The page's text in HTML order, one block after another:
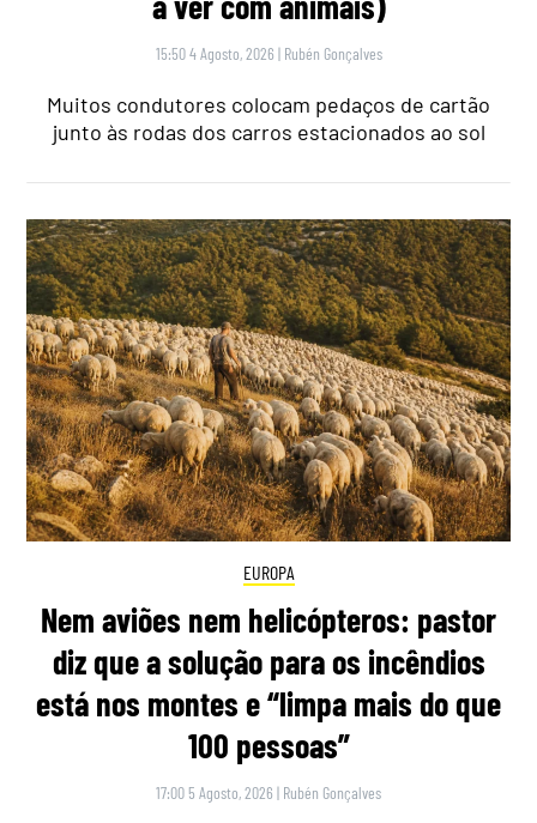
15:50 4 Agosto, 2026 | Rubén Gonçalves
Muitos condutores colocam pedaços de cartão
junto às rodas dos carros estacionados ao sol
EUROPA
Nem aviões nem helicópteros: pastor
diz que a solução para os incêndios
está nos montes e “limpa mais do que
100 pessoas”
17:00 5 Agosto, 2026 | Rubén Gonçalves